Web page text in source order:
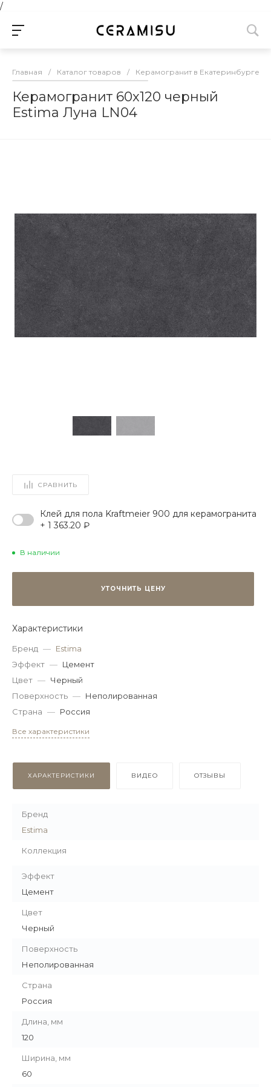
/
Главная / Каталог товаров / Керамогранит в Екатеринбурге
Керамогранит 60х120 черный
Estima Луна LN04
СРАВНИТЬ
Клей для пола Kraftmeier 900 для керамогранита
+ 1 363.20 ₽
В наличии
УТОЧНИТЬ ЦЕНУ
Характеристики
Бренд — Estima
Эффект — Цемент
Цвет — Черный
Поверхность — Неполированная
Страна — Россия
Все характеристики
ХАРАКТЕРИСТИКИ ВИДЕО ОТЗЫВЫ
Бренд
Estima
Коллекция
Эффект
Цемент
Цвет
Черный
Поверхность
Неполированная
Страна
Россия
Длина, мм
120
Ширина, мм
60